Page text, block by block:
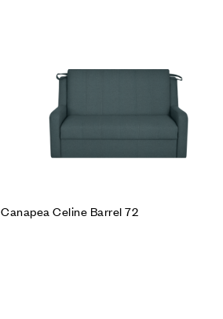
Canapea Celine Barrel 72